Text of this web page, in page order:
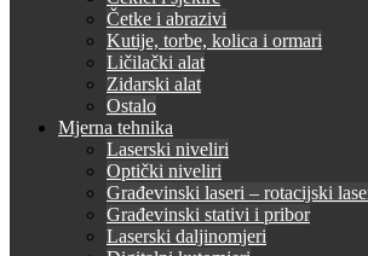
Četke i abrazivi
Kutije, torbe, kolica i ormari
Ličilački alat
Zidarski alat
Ostalo
Mjerna tehnika
Laserski niveliri
Optički niveliri
Građevinski laseri – rotacijski
Građevinski stativi i pribor
Laserski daljinomjeri